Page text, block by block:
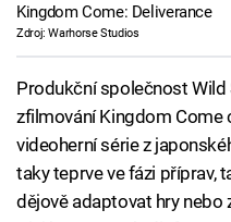
Kingdom Come: Deliverance
Zdroj: Warhorse Studios
Produkční společnost
zfilmování Kingdom Come
videoherní série z
taky teprve ve fázi příprav,
dějově adaptovat hry nebo